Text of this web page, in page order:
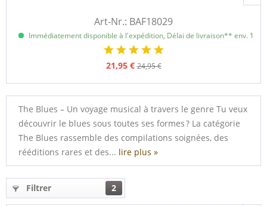
Art-Nr.: BAF18029
Immédiatement disponible à l'expédition, Délai de livraison** env. 1 à
21,95 € 24,95 €
The Blues – Un voyage musical à travers le genre Tu veux
découvrir le blues sous toutes ses formes ? La catégorie
The Blues rassemble des compilations soignées, des
rééditions rares et des... lire plus »
Filtrer 2